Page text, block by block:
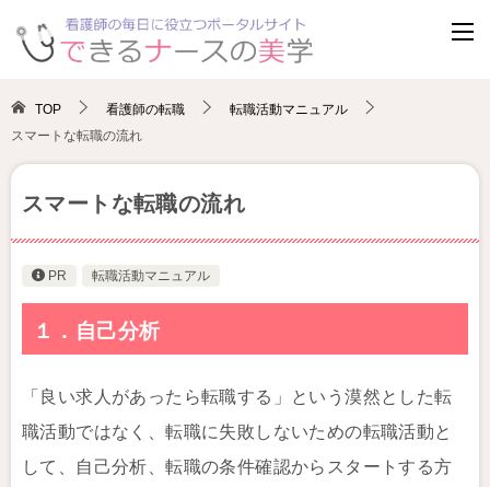
TOP 看護師の転職
転職活動マニュアル
スマートな転職の流れ
スマートな転職の流れ
PR 転職活動マニュアル
１．自己分析
「良い求人があったら転職する」という漠然とした転
職活動ではなく、転職に失敗しないための転職活動と
して、自己分析、転職の条件確認からスタートする方